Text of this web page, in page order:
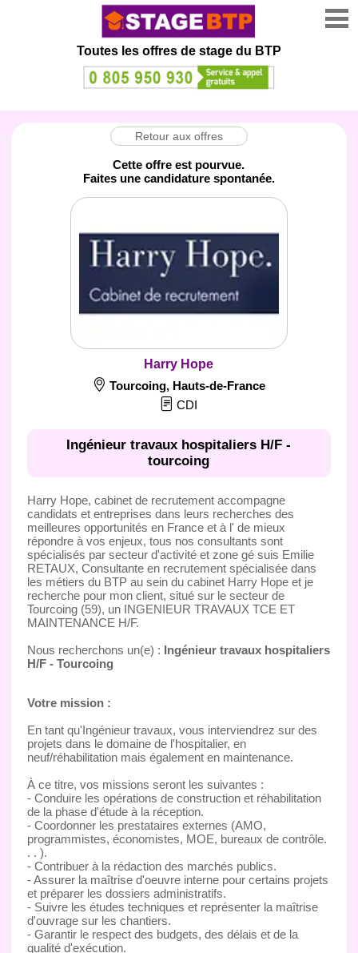
Toutes les offres de stage du BTP
Retour aux offres
Cette offre est pourvue.
Faites une candidature spontanée.
Harry Hope
Tourcoing, Hauts-de-France
CDI
Ingénieur travaux hospitaliers H/F -
tourcoing
Harry Hope, cabinet de recrutement accompagne
candidats et entreprises dans leurs recherches des
meilleures opportunités en France et à l' de mieux
répondre à vos enjeux, tous nos consultants sont
spécialisés par secteur d'activité et zone gé suis Emilie
RETAUX, Consultante en recrutement spécialisée dans
les métiers du BTP au sein du cabinet Harry Hope et je
recherche pour mon client, situé sur le secteur de
Tourcoing (59), un INGENIEUR TRAVAUX TCE ET
MAINTENANCE H/F.
Nous recherchons un(e) : Ingénieur travaux hospitaliers
H/F - Tourcoing
Votre mission :
En tant qu'Ingénieur travaux, vous interviendrez sur des
projets dans le domaine de l'hospitalier, en
neuf/réhabilitation mais également en maintenance.
À ce titre, vos missions seront les suivantes :
- Conduire les opérations de construction et réhabilitation
de la phase d'étude à la réception.
- Coordonner les prestataires externes (AMO,
programmistes, économistes, MOE, bureaux de contrôle.
. . ).
- Contribuer à la rédaction des marchés publics.
- Assurer la maîtrise d'oeuvre interne pour certains projets
et préparer les dossiers administratifs.
- Suivre les études techniques et représenter la maîtrise
d'ouvrage sur les chantiers.
- Garantir le respect des budgets, des délais et de la
qualité d'exécution.